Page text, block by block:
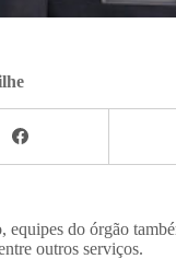
equipes do órgão
outros serviços.